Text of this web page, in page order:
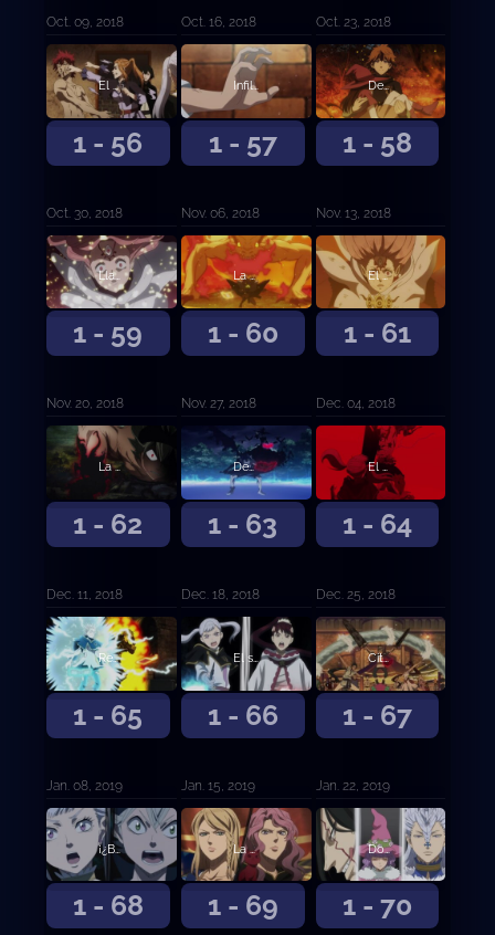
Oct. 09, 2018 Oct. 16, 2018 Oct. 23, 2018
1 - 56
El hombre llamado Fanzell, continuación
Oct. 30, 2018
1 - 57
Infiltración
Nov. 06, 2018
1 - 58
Decisiones en el campo de batalla
Nov. 13, 2018
1 - 59
Llamas de odio
Nov. 20, 2018
1 - 60
La expiación del desertor
Nov. 27, 2018
1 - 61
El mundo prometido
Dec. 04, 2018
1 - 62
La persona que te hace mejorar
Dec. 11, 2018
1 - 63
Desesperación contra esperanza
Dec. 18, 2018
1 - 64
El hilo rojo del destino
Dec. 25, 2018
1 - 65
Regresamos
Jan. 08, 2019
1 - 66
El secreto de Ojo de la Noche Blanca
Jan. 15, 2019
1 - 67
Cita doble en el festival
Jan. 22, 2019
1 - 68
¡¿Batalla a Muerte?! Yami contra Jack
1 - 69
La melancolía de la rosa salvaje
1 - 70
Dos caras nuevas